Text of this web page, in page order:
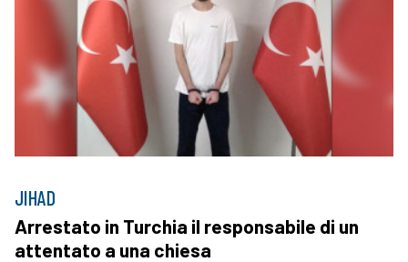
JIHAD
Arrestato in Turchia il responsabile di un
attentato a una chiesa